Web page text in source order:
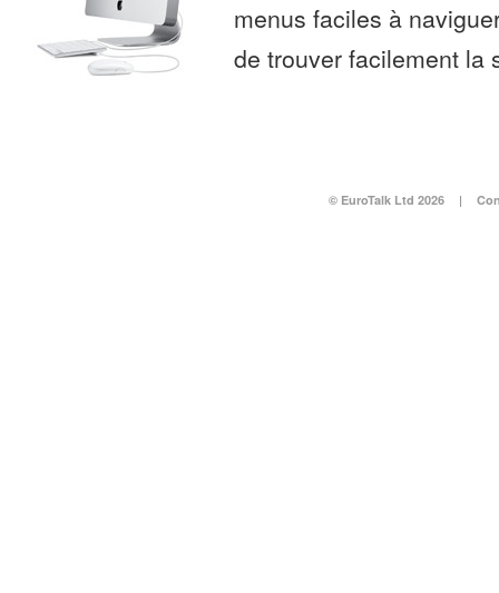
menus faciles à
de trouver facilement la
© EuroTalk Ltd 2026 |